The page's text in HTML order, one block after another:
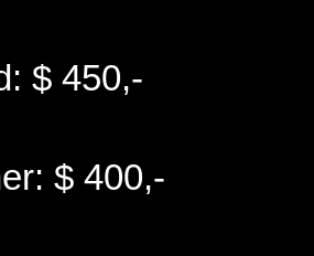
$ 450,-
$ 400,-